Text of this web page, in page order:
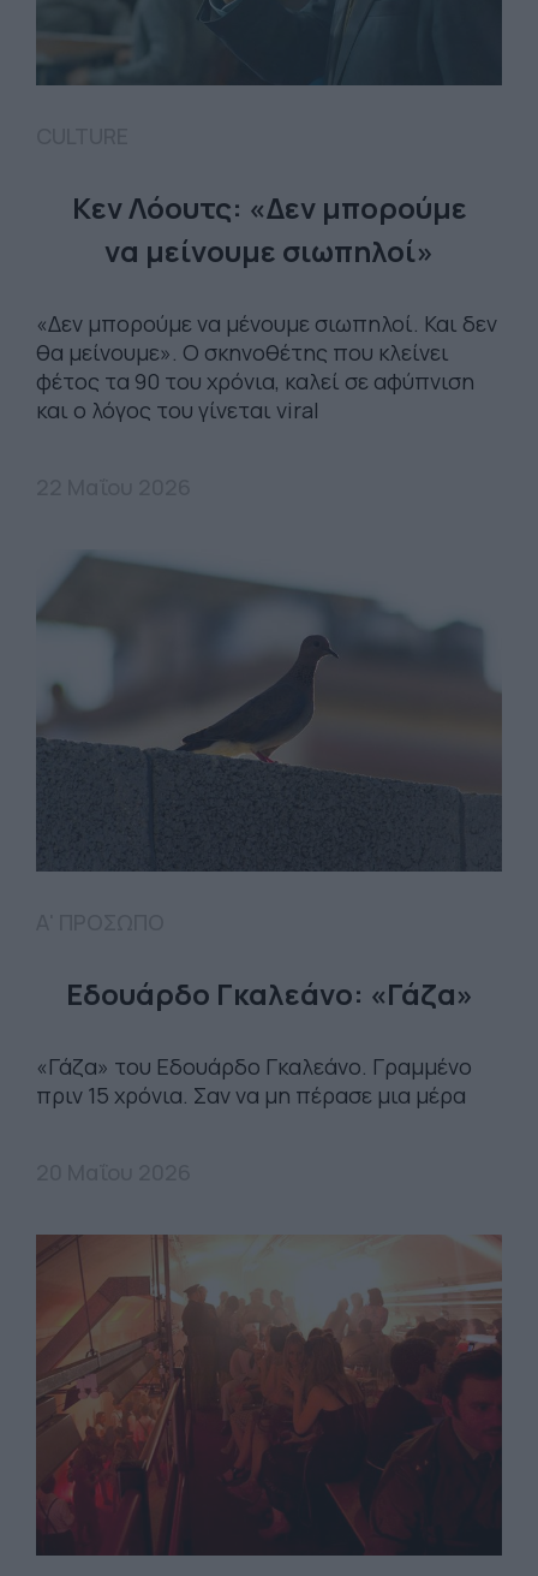
Κεν Λόουτς: «Δεν μπορούμε
να μείνουμε σιωπηλοί»
«Δεν μπορούμε να μένουμε σιωπηλοί. Και δεν
θα μείνουμε». Ο σκηνοθέτης που κλείνει
φέτος τα 90 του χρόνια, καλεί σε αφύπνιση
και ο λόγος του γίνεται viral
Εδουάρδο Γκαλεάνο: «Γάζα»
«Γάζα» του Εδουάρδο Γκαλεάνο. Γραμμένο
πριν 15 χρόνια. Σαν να μη πέρασε μια μέρα